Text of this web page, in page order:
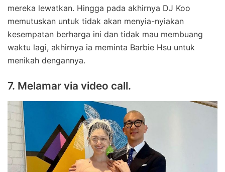
mereka lewatkan. Hingga pada akhirnya DJ Koo
memutuskan untuk tidak akan menyia-nyiakan
kesempatan berharga ini dan tidak mau membuang
waktu lagi, akhirnya ia meminta Barbie Hsu untuk
menikah dengannya.
7. Melamar via video call.